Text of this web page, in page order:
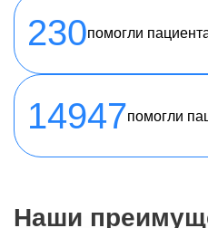
230помогли
14947помогли
Наши